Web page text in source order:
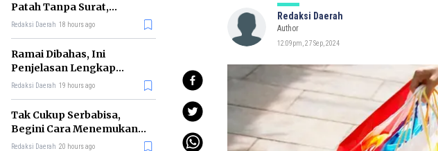
Patah Tanpa Surat,
Ternyata Tetap Bisa!
Redaksi Daerah 18 hours ago
Ramai Dibahas, Ini
Penjelasan Lengkap
tentang Konsep Kabinet
Redaksi Daerah 19 hours ago
Tak Cukup Serbabisa,
Begini Cara Menemukan
'Spike' agar CV Dilirik HR
Redaksi Daerah 20 hours ago
Redaksi Daerah
Author
12:09pm, 27 Sep, 2024